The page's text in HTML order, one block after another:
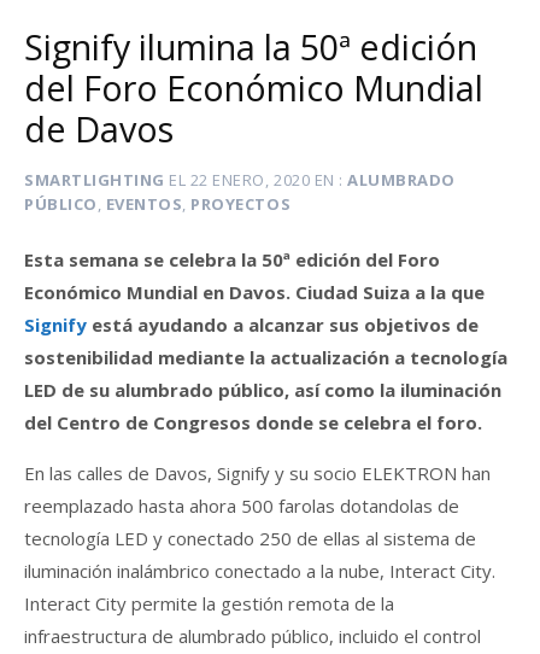
Signify ilumina la 50ª edición
del Foro Económico Mundial
de Davos
SMARTLIGHTING EL 22 ENERO, 2020 EN
ALUMBRADO
PÚBLICO, EVENTOS, PROYECTOS
Esta semana se celebra la 50ª edición del Foro
Económico Mundial en Davos. Ciudad Suiza a la que
Signify está ayudando a alcanzar sus objetivos de
sostenibilidad mediante la actualización a tecnología
LED de su alumbrado público, así como la iluminación
del Centro de Congresos donde se celebra el foro.
En las calles de Davos, Signify y su socio ELEKTRON han
reemplazado hasta ahora 500 farolas dotandolas de
tecnología LED y conectado 250 de ellas al sistema de
iluminación inalámbrico conectado a la nube, Interact City.
Interact City permite la gestión remota de la
infraestructura de alumbrado público, incluido el control